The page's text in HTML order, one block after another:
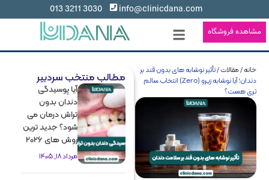
info@clinicdana.com
3030 3211 013
مشاهده فروشگاه
خانه/مقالات/ تأثیر نوشابه های بدون قند بر
دندان؛ آیا نوشابه زیرو (Zero) انتخاب سالم
تری هست؟
مطالب منتخب سردبیر
آیا پوسیدگی
دندان بدون
تراش درمان می
شود؟ جدید ترین
روش های 2026
مرداد 18, 1405